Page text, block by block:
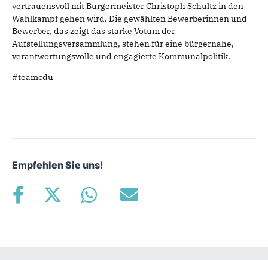
vertrauensvoll mit Bürgermeister Christoph Schultz in den
Wahlkampf gehen wird. Die gewählten Bewerberinnen und
Bewerber, das zeigt das starke Votum der
Aufstellungsversammlung, stehen für eine bürgernahe,
verantwortungsvolle und engagierte Kommunalpolitik.
#teamcdu
Empfehlen Sie uns!